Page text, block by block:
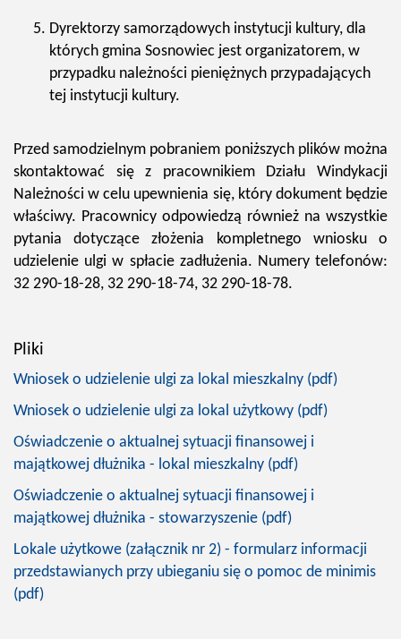
Dyrektorzy samorządowych instytucji kultury, dla
których gmina Sosnowiec jest organizatorem, w
przypadku należności pieniężnych przypadających
tej instytucji kultury.
Przed samodzielnym pobraniem poniższych plików można
skontaktować się z pracownikiem Działu Windykacji
Należności w celu upewnienia się, który dokument będzie
właściwy. Pracownicy odpowiedzą również na wszystkie
pytania dotyczące złożenia kompletnego wniosku o
udzielenie ulgi w spłacie zadłużenia. Numery telefonów:
32 290-18-28, 32 290-18-74, 32 290-18-78.
Pliki
Wniosek o udzielenie ulgi za lokal mieszkalny (pdf)
Wniosek o udzielenie ulgi za lokal użytkowy (pdf)
Oświadczenie o aktualnej sytuacji finansowej i
majątkowej dłużnika - lokal mieszkalny (pdf)
Oświadczenie o aktualnej sytuacji finansowej i
majątkowej dłużnika - stowarzyszenie (pdf)
Lokale użytkowe (załącznik nr 2) - formularz informacji
przedstawianych przy ubieganiu się o pomoc de minimis
(pdf)